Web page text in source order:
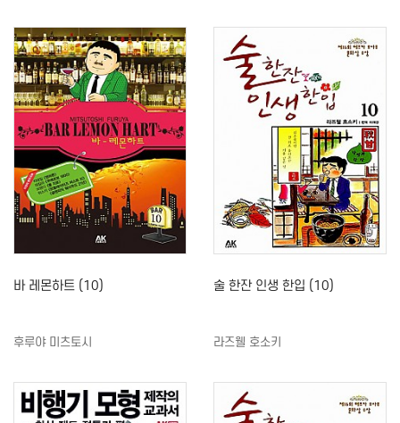
바 레몬하트 (10)
후루야 미츠토시
술 한잔 인생 한입 (10)
라즈웰 호소키